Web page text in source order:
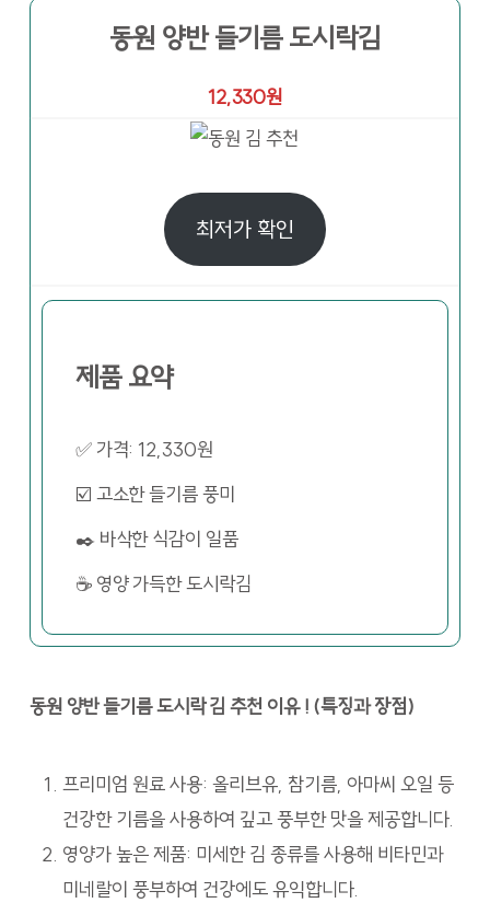
동원 양반 들기름 도시락김
12,330원
최저가 확인
제품 요약
✅ 가격: 12,330원
☑️ 고소한 들기름 풍미
✒️ 바삭한 식감이 일품
☕ 영양 가득한 도시락김
동원 양반 들기름 도시락 김 추천 이유 ! (특징과 장점)
프리미엄 원료 사용: 올리브유, 참기름, 아마씨 오일 등
건강한 기름을 사용하여 깊고 풍부한 맛을 제공합니다.
영양가 높은 제품: 미세한 김 종류를 사용해 비타민과
미네랄이 풍부하여 건강에도 유익합니다.